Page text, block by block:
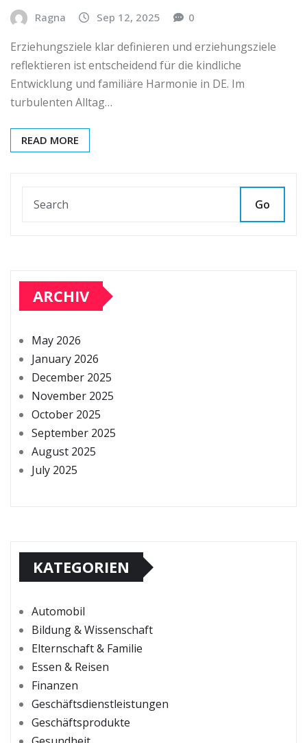
Ragna Sep 12, 2025 0
Erziehungsziele klar definieren und erziehungsziele
reflektieren ist entscheidend für die kindliche
Entwicklung und familiäre Harmonie in DE. Im
turbulenten Alltag…
READ MORE
Go
ARCHIV
May 2026
January 2026
December 2025
November 2025
October 2025
September 2025
August 2025
July 2025
KATEGORIEN
Automobil
Bildung & Wissenschaft
Elternschaft & Familie
Essen & Reisen
Finanzen
Geschäftsdienstleistungen
Geschäftsprodukte